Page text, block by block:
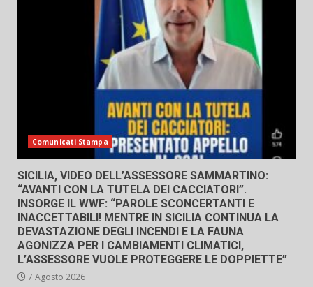
Comunicati Stampa
SICILIA, VIDEO DELL’ASSESSORE SAMMARTINO:
“AVANTI CON LA TUTELA DEI CACCIATORI”.
INSORGE IL WWF: “PAROLE SCONCERTANTI E
INACCETTABILI! MENTRE IN SICILIA CONTINUA LA
DEVASTAZIONE DEGLI INCENDI E LA FAUNA
AGONIZZA PER I CAMBIAMENTI CLIMATICI,
L’ASSESSORE VUOLE PROTEGGERE LE DOPPIETTE”
7 Agosto 2026